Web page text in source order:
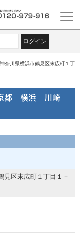
ログイン
奈川県横浜市鶴見区末広町１丁
都 横浜 川崎
見区末広町１丁目１－